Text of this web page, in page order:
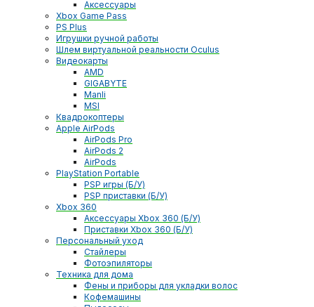
Аксессуары
Xbox Game Pass
PS Plus
Игрушки ручной работы
Шлем виртуальной реальности Oculus
Видеокарты
AMD
GIGABYTE
Manli
MSI
Квадрокоптеры
Apple AirPods
AirPods Pro
AirPods 2
AirPods
PlayStation Portable
PSP игры (Б/У)
PSP приставки (Б/У)
Xbox 360
Аксессуары Xbox 360 (Б/У)
Приставки Xbox 360 (Б/У)
Персональный уход
Стайлеры
Фотоэпиляторы
Техника для дома
Фены и приборы для укладки волос
Кофемашины